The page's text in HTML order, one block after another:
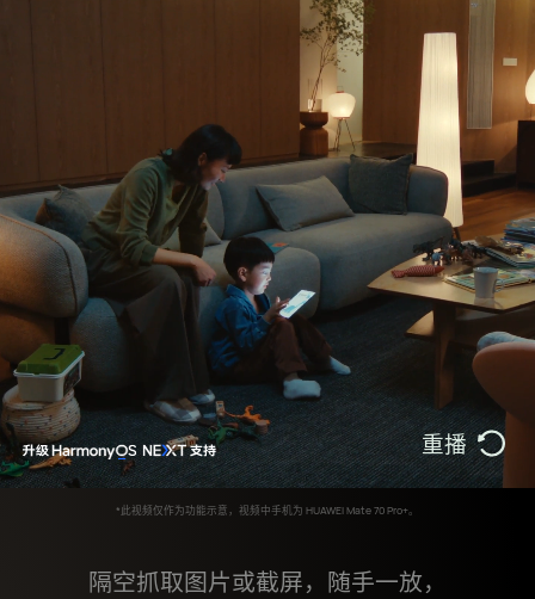
重播
*此视频仅作为功能示意，视频中手机为 HUAWEI Mate 70 Pro+。
隔空抓取图片或截屏，随手一放，